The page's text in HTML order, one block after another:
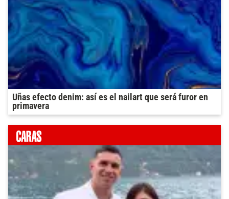
Uñas efecto denim: así es el nailart que será furor en
primavera